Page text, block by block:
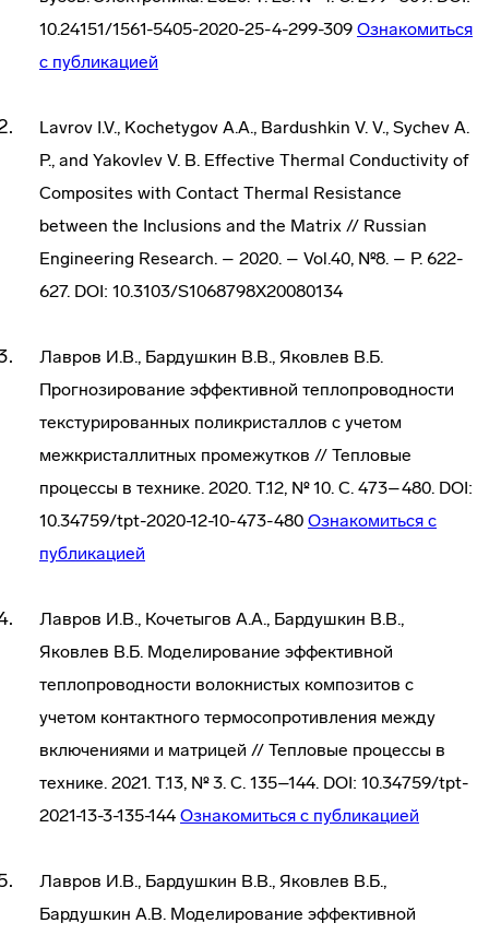
10.24151/1561-5405-2020-25-4-299-309 Ознакомиться
с публикацией
Lavrov I.V., Kochetygov A.A., Bardushkin V. V., Sychev A.
P., and Yakovlev V. B. Effective Thermal Conductivity of
Composites with Contact Thermal Resistance
between the Inclusions and the Matrix // Russian
Engineering Research. – 2020. – Vol.40, №8. – P. 622-
627. DOI: 10.3103/S1068798X20080134
Лавров И.В., Бардушкин В.В., Яковлев В.Б.
Прогнозирование эффективной теплопроводности
текстурированных поликристаллов с учетом
межкристаллитных промежутков // Тепловые
процессы в технике. 2020. Т.12, № 10. С. 473–480. DOI:
10.34759/tpt-2020-12-10-473-480 Ознакомиться с
публикацией
Лавров И.В., Кочетыгов А.А., Бардушкин В.В.,
Яковлев В.Б. Моделирование эффективной
теплопроводности волокнистых композитов с
учетом контактного термосопротивления между
включениями и матрицей // Тепловые процессы в
технике. 2021. Т.13, № 3. С. 135–144. DOI: 10.34759/tpt-
2021-13-3-135-144 Ознакомиться с публикацией
Лавров И.В., Бардушкин В.В., Яковлев В.Б.,
Бардушкин А.В. Моделирование эффективной